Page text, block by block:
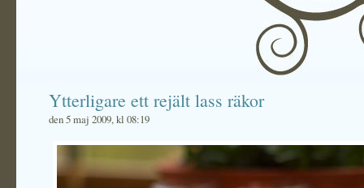
Ytterligare ett rejält lass räkor
den 5 maj 2009, kl 08:19